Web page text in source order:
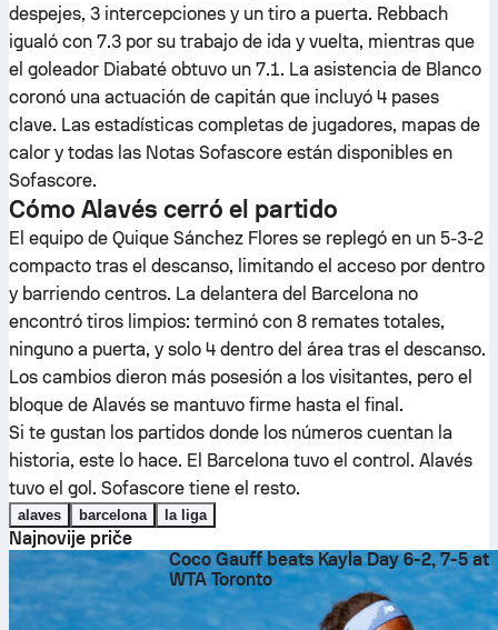
despejes, 3 intercepciones y un tiro a puerta. Rebbach
igualó con 7.3 por su trabajo de ida y vuelta, mientras que
el goleador Diabaté obtuvo un 7.1. La asistencia de Blanco
coronó una actuación de capitán que incluyó 4 pases
clave. Las estadísticas completas de jugadores, mapas de
calor y todas las Notas Sofascore están disponibles en
Sofascore.
Cómo Alavés cerró el partido
El equipo de Quique Sánchez Flores se replegó en un 5-3-2
compacto tras el descanso, limitando el acceso por dentro
y barriendo centros. La delantera del Barcelona no
encontró tiros limpios: terminó con 8 remates totales,
ninguno a puerta, y solo 4 dentro del área tras el descanso.
Los cambios dieron más posesión a los visitantes, pero el
bloque de Alavés se mantuvo firme hasta el final.
Si te gustan los partidos donde los números cuentan la
historia, este lo hace. El Barcelona tuvo el control. Alavés
tuvo el gol. Sofascore tiene el resto.
alaves barcelona la liga
Najnovije priče
Coco Gauff beats Kayla Day 6-2, 7-5 at
WTA Toronto